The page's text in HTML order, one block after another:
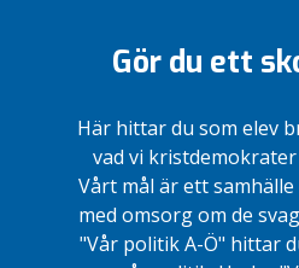
Gör du ett
Här hittar du som elev
vad vi
Vårt mål är ett
med omsorg om de
"Vår politik A-Ö" hittar